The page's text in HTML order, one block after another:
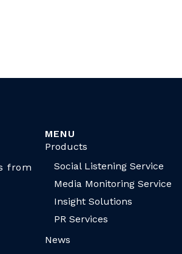
from
MENU
Products
Social Listening Service
Media Monitoring Service
Insight Solutions
PR Services
News